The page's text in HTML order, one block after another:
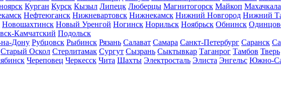
Курган Курск Кызыл Липецк Люберцы Магнитогорск Майкоп Махачкала
Нефтеюганск Нижневартовск Нижнекамск Нижний Новгород Нижний
Новошахтинск Новый Уренгой Ногинск Норильск Ноябрьск Обнинск
Камчатский Подольск
на-Дону Рубцовск Рыбинск Рязань Салават Самара Санкт-Петербург Саранск
Старый Оскол Стерлитамак Сургут Сызрань Сыктывкар Таганрог Тамбов Тверь
Череповец Черкесск Чита Шахты Электросталь Элиста Энгельс Южно-